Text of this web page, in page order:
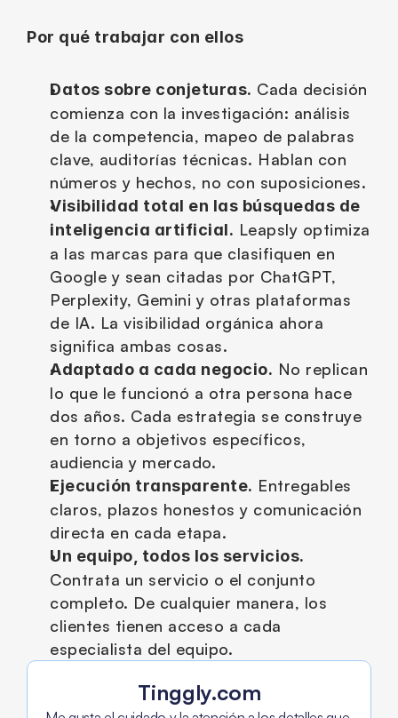
Por qué trabajar con ellos
Datos sobre conjeturas. Cada decisión
comienza con la investigación: análisis
de la competencia, mapeo de palabras
clave, auditorías técnicas. Hablan con
números y hechos, no con suposiciones.
Visibilidad total en las búsquedas de
inteligencia artificial. Leapsly optimiza
a las marcas para que clasifiquen en
Google y sean citadas por ChatGPT,
Perplexity, Gemini y otras plataformas
de IA. La visibilidad orgánica ahora
significa ambas cosas.
Adaptado a cada negocio. No replican
lo que le funcionó a otra persona hace
dos años. Cada estrategia se construye
en torno a objetivos específicos,
audiencia y mercado.
Ejecución transparente. Entregables
claros, plazos honestos y comunicación
directa en cada etapa.
Un equipo, todos los servicios.
Contrata un servicio o el conjunto
completo. De cualquier manera, los
clientes tienen acceso a cada
especialista del equipo.
Tinggly.com